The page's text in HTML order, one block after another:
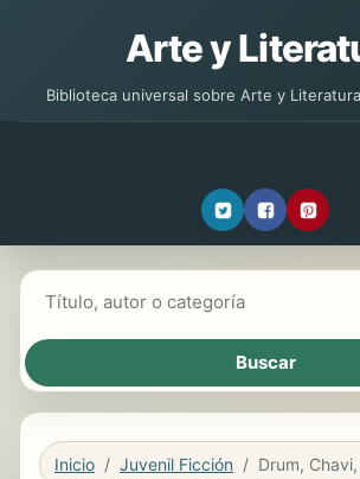
Arte y
Biblioteca universal sobre Arte y
Inicio Juvenil Ficción Drum,